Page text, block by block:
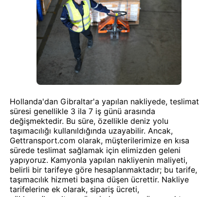
Hollanda'dan Gibraltar'a yapılan nakliyede, teslimat
süresi genellikle 3 ila 7 iş günü arasında
değişmektedir. Bu süre, özellikle deniz yolu
taşımacılığı kullanıldığında uzayabilir. Ancak,
Gettransport.com olarak, müşterilerimize en kısa
sürede teslimat sağlamak için elimizden geleni
yapıyoruz. Kamyonla yapılan nakliyenin maliyeti,
belirli bir tarifeye göre hesaplanmaktadır; bu tarife,
taşımacılık hizmeti başına düşen ücrettir. Nakliye
tarifelerine ek olarak, sipariş ücreti,